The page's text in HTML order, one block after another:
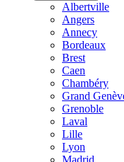
Albertville
Angers
Annecy
Bordeaux
Brest
Caen
Chambéry
Grand
Grenoble
Laval
Lille
Lyon
Madrid